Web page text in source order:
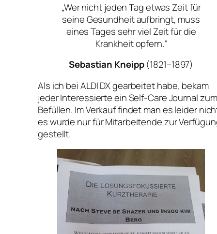
„Wer nicht jeden Tag etwas Zeit für
seine Gesundheit aufbringt, muss
eines Tages sehr viel Zeit für die
Krankheit opfern.“
Sebastian Kneipp(1821–1897)
Als ich bei ALDI DX gearbeitet habe, bekam
jeder Interessierte ein Self-Care Journal zum
Befüllen. Im Verkauf findet man es leider
es wurde nur für Mitarbeitende zur
gestellt.